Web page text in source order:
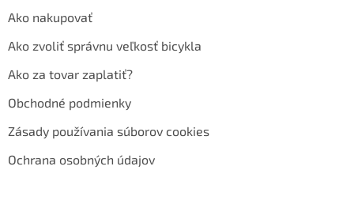
Ako nakupovať
Ako zvoliť správnu veľkosť bicykla
Ako za tovar zaplatiť?
Obchodné podmienky
Zásady používania súborov cookies
Ochrana osobných údajov